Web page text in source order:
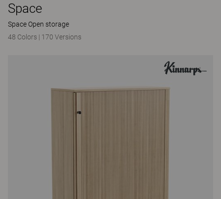
Space
Space Open storage
48 Colors | 170 Versions